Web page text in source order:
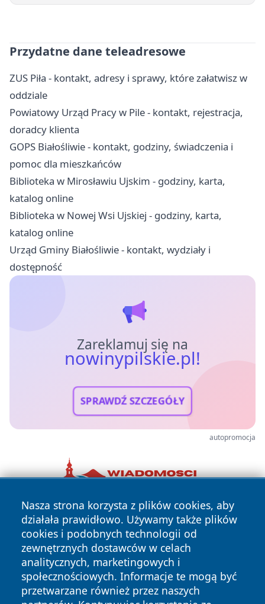
Przydatne dane teleadresowe
ZUS Piła - kontakt, adresy i sprawy, które załatwisz w
oddziale
Powiatowy Urząd Pracy w Pile - kontakt, rejestracja,
doradcy klienta
GOPS Białośliwie - kontakt, godziny, świadczenia i
pomoc dla mieszkańców
Biblioteka w Mirosławiu Ujskim - godziny, karta,
katalog online
Biblioteka w Nowej Wsi Ujskiej - godziny, karta,
katalog online
Urząd Gminy Białośliwie - kontakt, wydziały i
dostępność
Zareklamuj się na
nowinypilskie.pl!
SPRAWDŹ SZCZEGÓŁY
autopromocja
Nasza strona korzysta z plików cookies, aby
działała prawidłowo. Używamy także plików
cookies i podobnych technologii od
zewnętrznych dostawców w celach
analitycznych, marketingowych i
społecznościowych. Informacje te mogą być
przetwarzane również przez naszych
Copyright © 2026 nowinypilskie.pl Wszystkie prawa
zastrzeżone.